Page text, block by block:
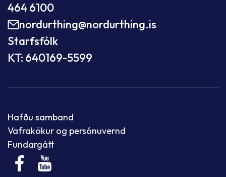
464 6100
nordurthing@nordurthing.is
Starfsfólk
KT: 640169-5599
Hafðu samband
Vafrakökur og persónuvernd
Fundargátt